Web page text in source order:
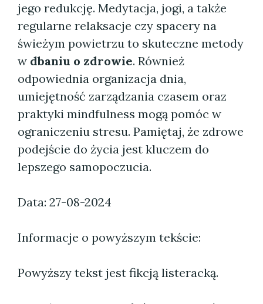
jego redukcję. Medytacja, jogi, a także
regularne relaksacje czy spacery na
świeżym powietrzu to skuteczne metody
w dbaniu o zdrowie. Również
odpowiednia organizacja dnia,
umiejętność zarządzania czasem oraz
praktyki mindfulness mogą pomóc w
ograniczeniu stresu. Pamiętaj, że zdrowe
podejście do życia jest kluczem do
lepszego samopoczucia.
Data: 27-08-2024
Informacje o powyższym tekście:
Powyższy tekst jest fikcją listeracką.